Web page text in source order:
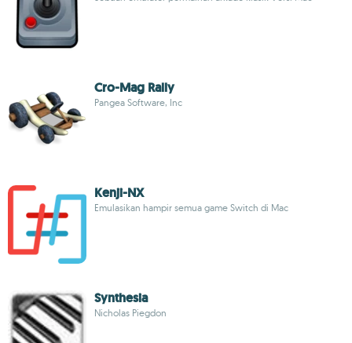
Cro-Mag Rally
Pangea Software, Inc
Kenji-NX
Emulasikan hampir semua game Switch di Mac
Synthesia
Nicholas Piegdon